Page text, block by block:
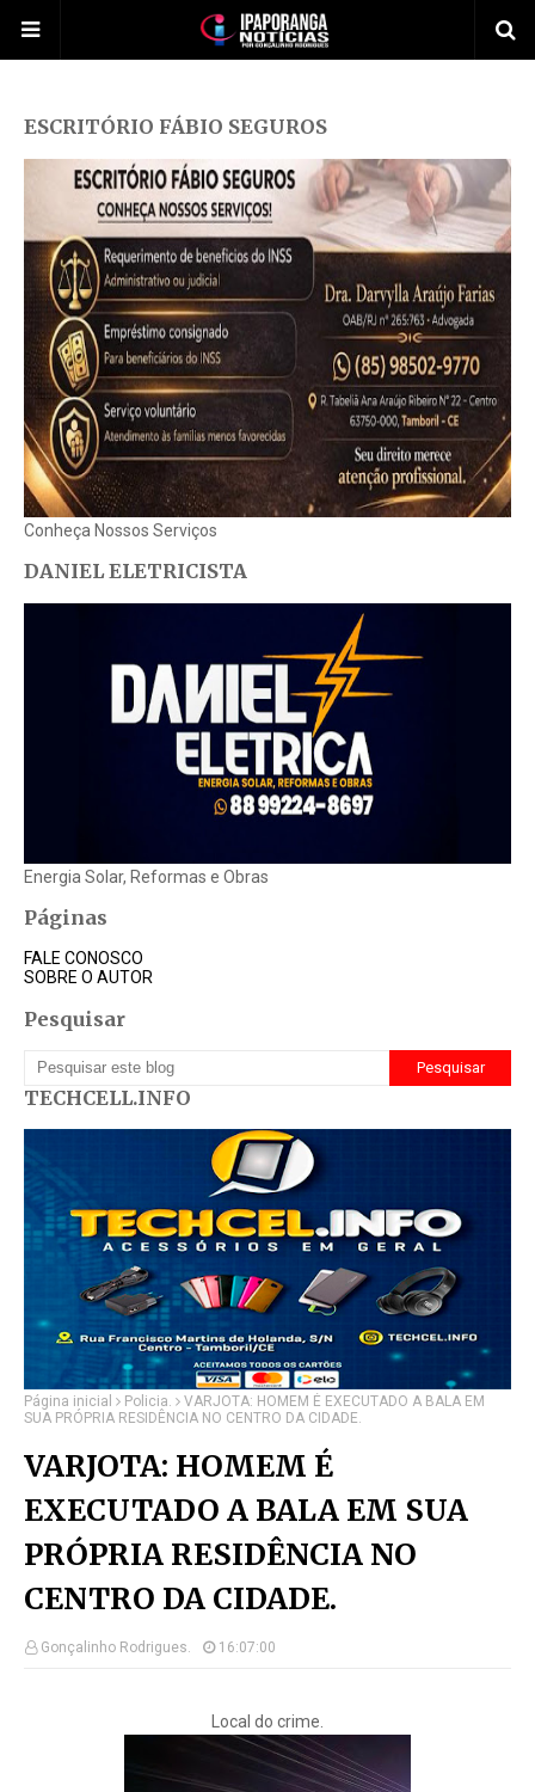
ESCRITÓRIO FÁBIO SEGUROS
Conheça Nossos Serviços
DANIEL ELETRICISTA
Energia Solar, Reformas e Obras
Páginas
FALE CONOSCO
SOBRE O AUTOR
Pesquisar
TECHCELL.INFO
Página inicial Policia.
VARJOTA: HOMEM É EXECUTADO A BALA EM
SUA PRÓPRIA RESIDÊNCIA NO CENTRO DA CIDADE.
VARJOTA: HOMEM É
EXECUTADO A BALA EM SUA
PRÓPRIA RESIDÊNCIA NO
CENTRO DA CIDADE.
Gonçalinho Rodrigues. 16:07:00
Local do crime.